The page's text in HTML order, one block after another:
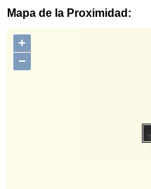
Mapa de la Proximidad:
+
−